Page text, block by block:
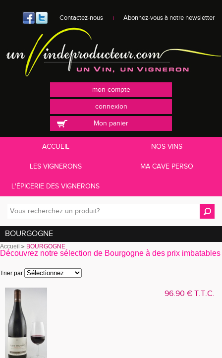
mon compte
connexion
Mon panier
ACCUEIL NOS VINS
LES VIGNERONS MA CAVE PERSO
L'ÉPICERIE DES VIGNERONS
Accueil BOURGOGNE
BOURGOGNE
Découvrez notre sélection de Bourgogne à des prix imbatables
Trier par
96.90 € T.T.C.
Contactez-nous Abonnez-vous à notre newsletter